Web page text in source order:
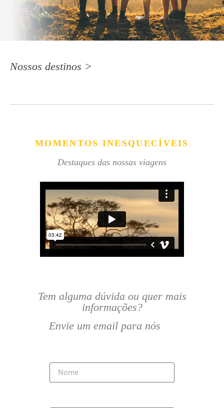
Nossos destinos >
MOMENTOS INESQUECÍVEIS
Destaques das nossas viagens
Tem alguma dúvida ou quer mais
informações?
Envie um email para nós